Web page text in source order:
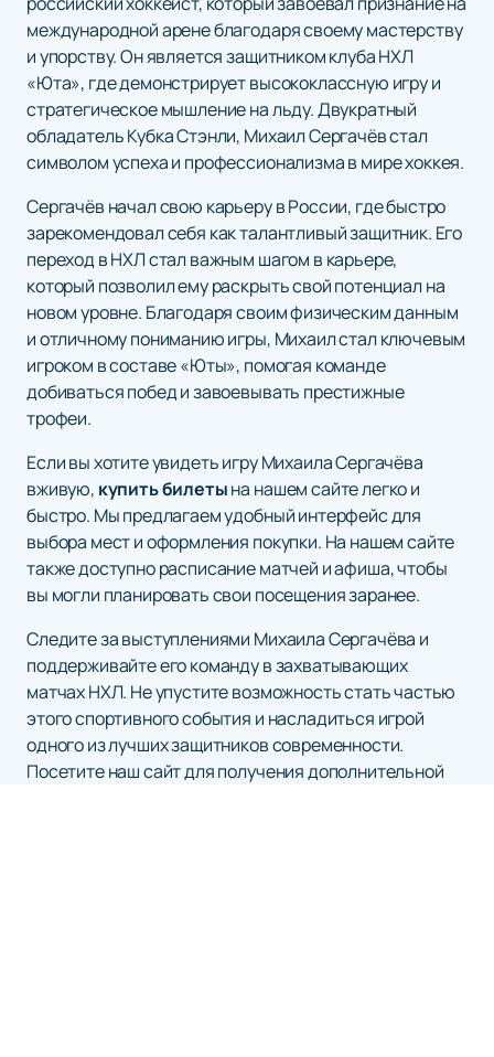
международной арене благодаря своему мастерству
и упорству. Он является защитником клуба НХЛ
«Юта», где демонстрирует высококлассную игру и
стратегическое мышление на льду. Двукратный
обладатель Кубка Стэнли, Михаил Сергачёв стал
символом успеха и профессионализма в мире хоккея.
Сергачёв начал свою карьеру в России, где быстро
зарекомендовал себя как талантливый защитник. Его
переход в НХЛ стал важным шагом в карьере,
который позволил ему раскрыть свой потенциал на
новом уровне. Благодаря своим физическим данным
и отличному пониманию игры, Михаил стал ключевым
игроком в составе «Юты», помогая команде
добиваться побед и завоевывать престижные
трофеи.
Если вы хотите увидеть игру Михаила Сергачёва
вживую, купить билетына нашем сайте легко и
быстро. Мы предлагаем удобный интерфейс для
выбора мест и оформления покупки. На нашем сайте
также доступно расписание матчей и афиша, чтобы
вы могли планировать свои посещения заранее.
Следите за выступлениями Михаила Сергачёва и
поддерживайте его команду в захватывающих
матчах НХЛ. Не упустите возможность стать частью
этого спортивного события и насладиться игрой
одного из лучших защитников современности.
Посетите наш сайт для получения дополнительной